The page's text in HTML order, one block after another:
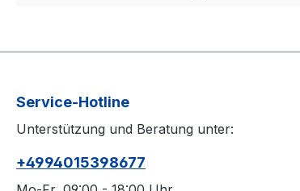
Service-Hotline
Unterstützung und Beratung unter:
+4994015398677